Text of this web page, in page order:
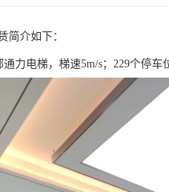
简介如下：
力电梯，梯速5m/s；229个停车